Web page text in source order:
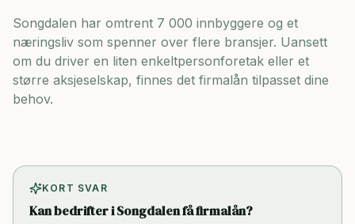
Songdalen har omtrent 7 000 innbyggere og et
næringsliv som spenner over flere bransjer. Uansett
om du driver en liten enkeltpersonforetak eller et
større aksjeselskap, finnes det firmalån tilpasset dine
behov.
KORT SVAR
Kan bedrifter i Songdalen få firmalån?